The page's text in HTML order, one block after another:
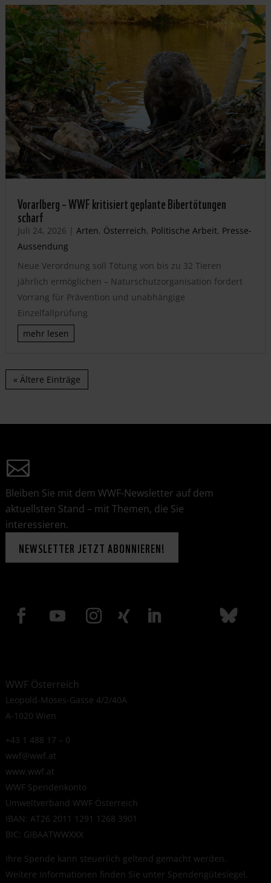
Vorarlberg – WWF kritisiert geplante Bibertötungen
scharf
Juli 24, 2026 | Arten, Österreich, Politische Arbeit, Presse-
Aussendung
Neue Verordnung soll Tötung von bis zu 32 Tieren
jährlich ermöglichen – Naturschutzorganisation fordert
Vorrang für Prävention und unabhängige
Einzelfallprüfung
mehr lesen
« Ältere Einträge
Bleiben Sie mit dem WWF-Newsletter auf dem
aktuellsten Stand – mit Themen, die Sie
interessieren.
NEWSLETTER JETZT ABONNIEREN!
WWF Österreich
Leopold-Moses-Gasse 4/2/40A
A-1020 Wien
+43 1 488 17 – 0
wwf@wwf.at
www.wwf.at
WWF Spendenkonto
Umweltverband WWF Österreich
IBAN: AT26 2011 1291 1268 3901
BIC: GIBAATWWXXX
Ihre Spende kann steuerlich geltend gemacht werden.
Weitere Informationen finden Sie unter Spendengütesiegel